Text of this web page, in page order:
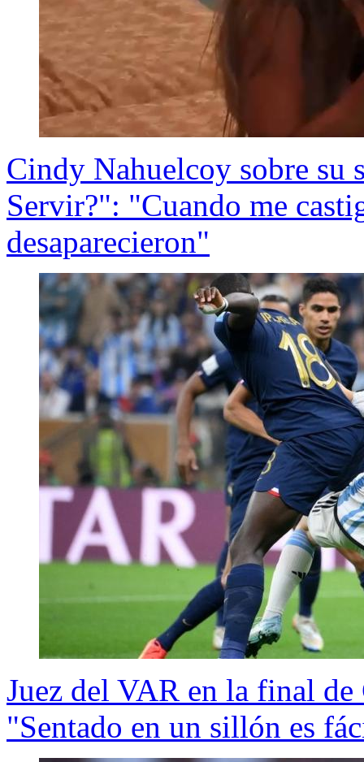
Cindy Nahuelcoy sobre su
Servir?": "Cuando me
desaparecieron"
Juez del VAR en la final
"Sentado en un sillón es